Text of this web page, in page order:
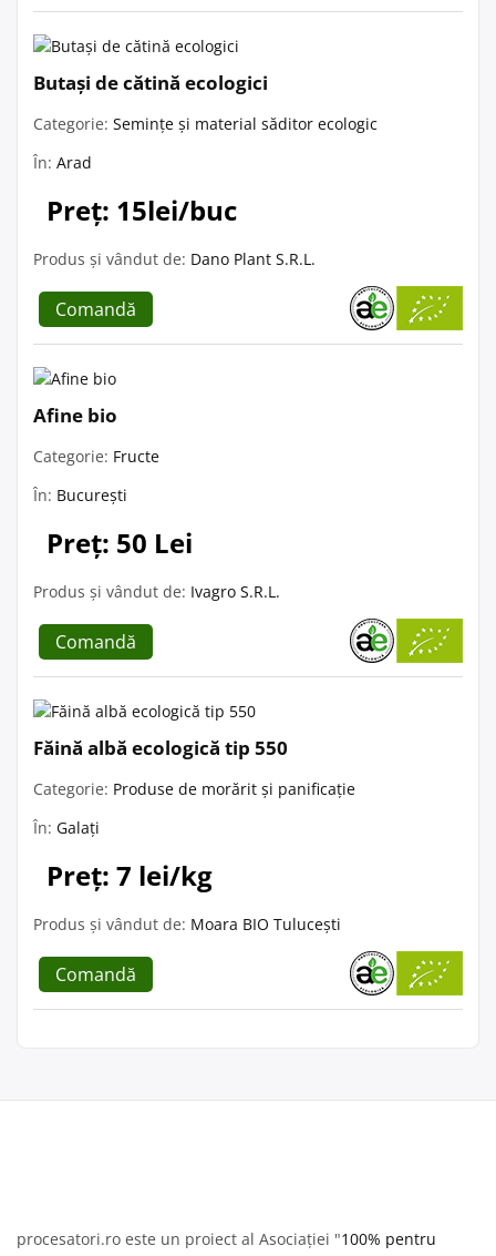
Butași de cătină ecologici
Categorie: Semințe și material săditor ecologic
În: Arad
Preț: 15lei/buc
Produs și vândut de: Dano Plant S.R.L.
Comandă
Afine bio
Categorie: Fructe
În: București
Preț: 50 Lei
Produs și vândut de: Ivagro S.R.L.
Comandă
Făină albă ecologică tip 550
Categorie: Produse de morărit și panificație
În: Galați
Preț: 7 lei/kg
Produs și vândut de: Moara BIO Tulucești
Comandă
procesatori.ro este un proiect al Asociației "100% pentru